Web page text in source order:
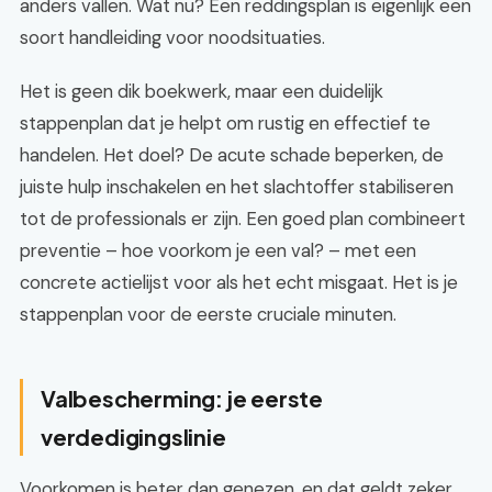
anders vallen. Wat nu? Een reddingsplan is eigenlijk een
soort handleiding voor noodsituaties.
Het is geen dik boekwerk, maar een duidelijk
stappenplan dat je helpt om rustig en effectief te
handelen. Het doel? De acute schade beperken, de
juiste hulp inschakelen en het slachtoffer stabiliseren
tot de professionals er zijn. Een goed plan combineert
preventie – hoe voorkom je een val? – met een
concrete actielijst voor als het echt misgaat. Het is je
stappenplan voor de eerste cruciale minuten.
Valbescherming: je eerste
verdedigingslinie